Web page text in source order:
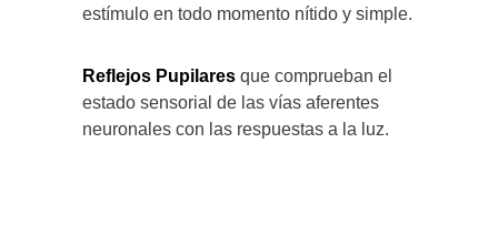
estímulo en todo momento nítido y simple.
Reflejos Pupilares que comprueban el
estado sensorial de las vías aferentes
neuronales con las respuestas a la luz.